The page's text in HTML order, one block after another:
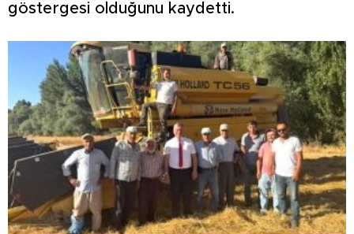
göstergesi olduğunu kaydetti.